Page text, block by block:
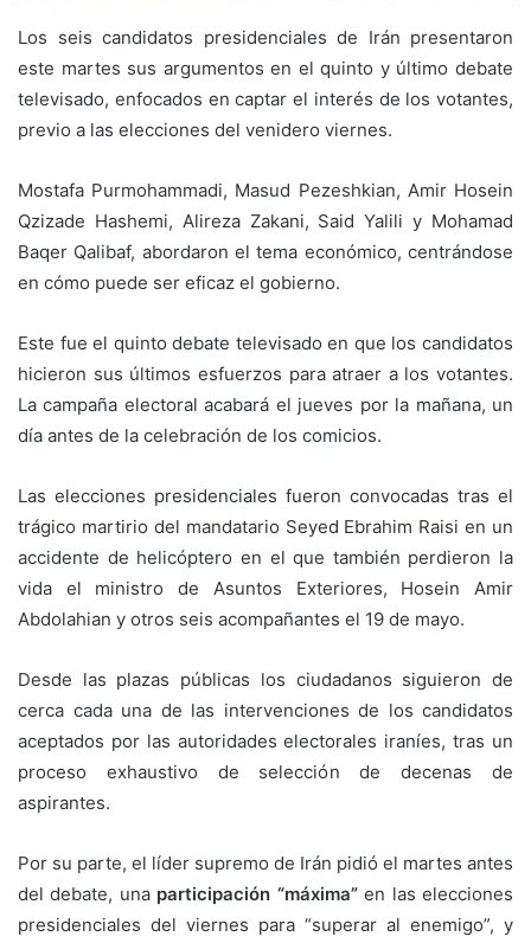
Los seis candidatos presidenciales de Irán presentaron
este martes sus argumentos en el quinto y último debate
televisado, enfocados en captar el interés de los votantes,
previo a las elecciones del venidero viernes.
Mostafa Purmohammadi, Masud Pezeshkian, Amir Hosein
Qzizade Hashemi, Alireza Zakani, Said Yalili y Mohamad
Baqer Qalibaf, abordaron el tema económico, centrándose
en cómo puede ser eficaz el gobierno.
Este fue el quinto debate televisado en que los candidatos
hicieron sus últimos esfuerzos para atraer a los votantes.
La campaña electoral acabará el jueves por la mañana, un
día antes de la celebración de los comicios.
Las elecciones presidenciales fueron convocadas tras el
trágico martirio del mandatario Seyed Ebrahim Raisi en un
accidente de helicóptero en el que también perdieron la
vida el ministro de Asuntos Exteriores, Hosein Amir
Abdolahian y otros seis acompañantes el 19 de mayo.
Desde las plazas públicas los ciudadanos siguieron de
cerca cada una de las intervenciones de los candidatos
aceptados por las autoridades electorales iraníes, tras un
proceso exhaustivo de selección de decenas de
aspirantes.
Por su parte, el líder supremo de Irán pidió el martes antes
del debate, una participación “máxima”en las elecciones
presidenciales del viernes para “superar al enemigo”, y